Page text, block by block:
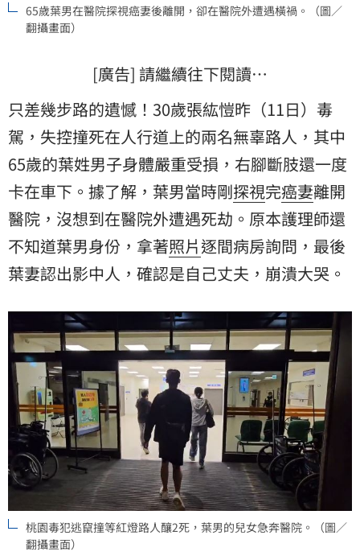
65歲葉男在醫院探視癌妻後離開，卻在醫院外遭遇橫禍。（圖／
翻攝畫面）
[廣告] 請繼續往下閱讀…
只差幾步路的遺憾！30歲張紘愷昨（11日） 毒
駕 ，失控撞死在人行道上的兩名無辜路人，其中
65歲的葉姓男子身體嚴重受損，右腳斷肢還一度
卡在車下。據了解，葉男當時剛探視完癌妻離開
醫院 ，沒想到在醫院外遭遇死劫。原本護理師還
不知道葉男身份，拿著照片逐間病房詢問，最後
葉妻認出影中人，確認是自己丈夫，崩潰大哭。
桃園毒犯逃竄撞等紅燈路人釀2死，葉男的兒女急奔醫院。（圖／
翻攝畫面）